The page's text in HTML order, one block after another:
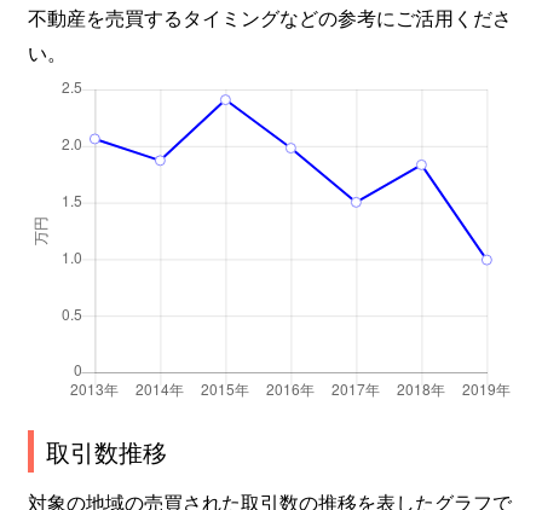
不動産を売買するタイミングなどの参考にご活用くださ
い。
取引数推移
対象の地域の売買された取引数の推移を表したグラフで